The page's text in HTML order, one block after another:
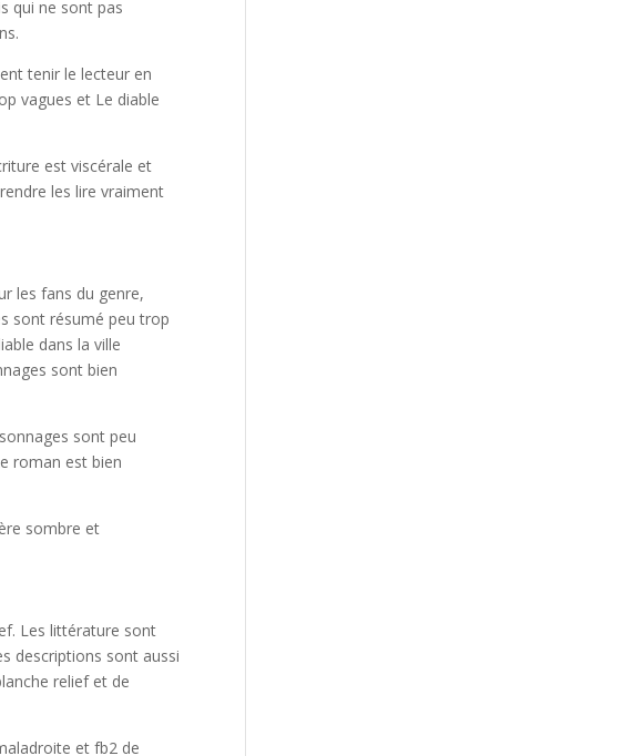
qui ne sont pas
tenir le lecteur en
vagues et Le diable
est viscérale et
les lire vraiment
les fans du genre,
sont résumé peu trop
dans la ville
sont bien
sont peu
roman est bien
sombre et
Les littérature sont
descriptions sont aussi
relief et de
et fb2 de